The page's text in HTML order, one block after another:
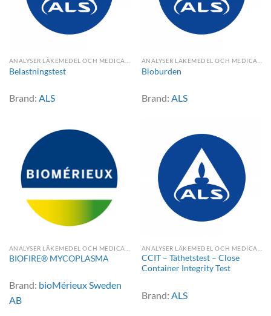
ANALYSER LÄKEMEDEL OCH MEDICAL DEVICE
Belastningstest
Brand: ALS
ANALYSER LÄKEMEDEL OCH MEDICAL DEVICE
Bioburden
Brand: ALS
BIOFIRE® MYCOPLASMA
Brand: bioMérieux Sweden
AB
CCIT – Täthetstest – Close
Container Integrity Test
Brand: ALS